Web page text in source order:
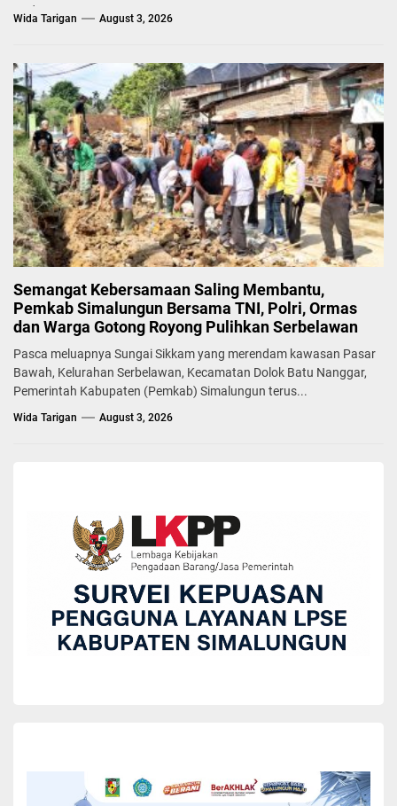
Badan...
Wida Tarigan August 3, 2026
Semangat Kebersamaan Saling Membantu,
Pemkab Simalungun Bersama TNI, Polri, Ormas
dan Warga Gotong Royong Pulihkan Serbelawan
Pasca meluapnya Sungai Sikkam yang merendam kawasan Pasar
Bawah, Kelurahan Serbelawan, Kecamatan Dolok Batu Nanggar,
Pemerintah Kabupaten (Pemkab) Simalungun terus...
Wida Tarigan August 3, 2026
Bupati Simalungun Hadiri Rakernas XVII
Apkasi 2026
Wida Tarigan January 19, 2026
Bupati Simalungun Hadiri Rakernas XVII Apkasi 2026